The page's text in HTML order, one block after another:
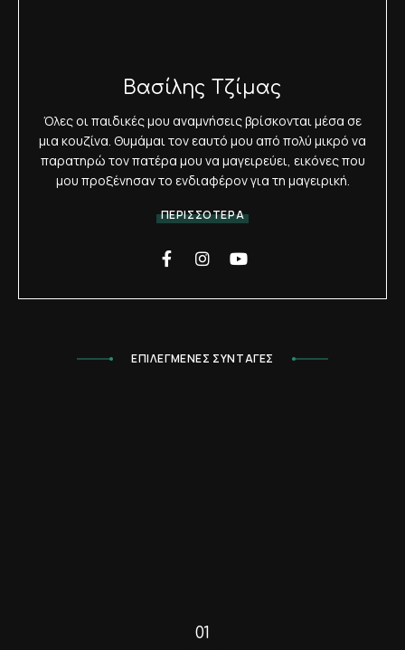
Βασίλης Τζίμας
Όλες οι παιδικές μου αναμνήσεις βρίσκονται μέσα σε
μια κουζίνα. Θυμάμαι τον εαυτό μου από πολύ μικρό να
παρατηρώ τον πατέρα μου να μαγειρεύει, εικόνες που
μου προξένησαν το ενδιαφέρον για τη μαγειρική.
ΠΕΡΙΣΣΟΤΕΡΑ
ΕΠΙΛΕΓΜΕΝΕΣ ΣΥΝΤΑΓΕΣ